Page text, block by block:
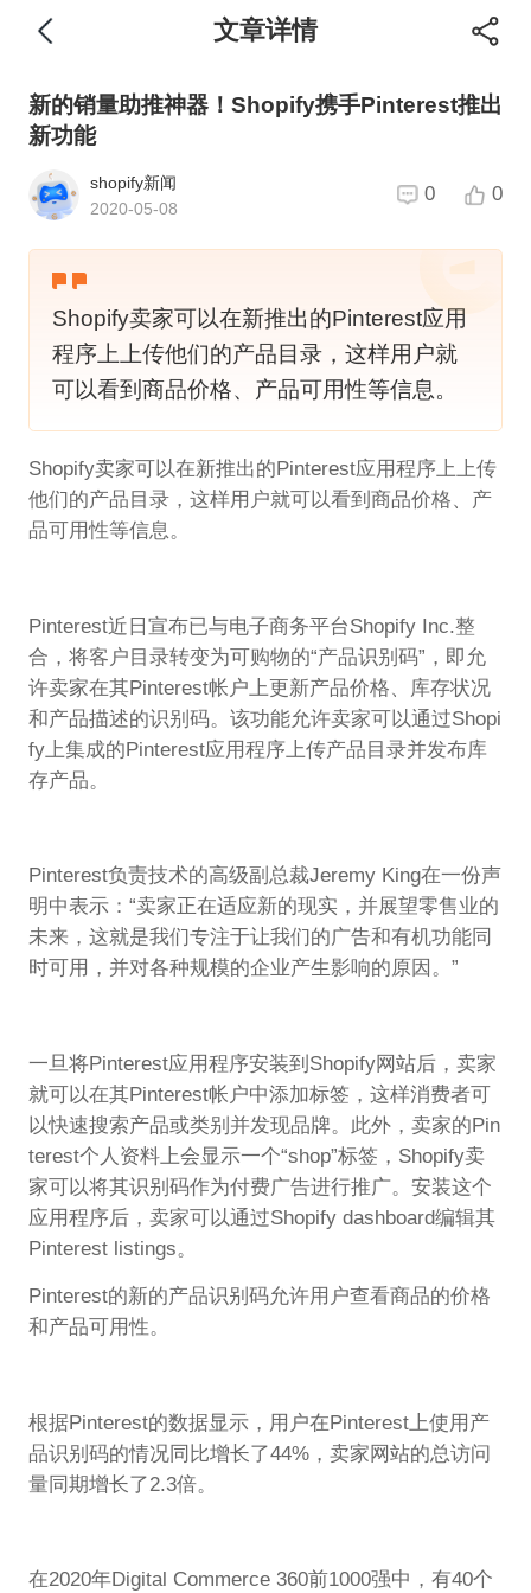
文章详情
新的销量助推神器！Shopify携手Pinterest推出
新功能
shopify新闻
2020-05-08
0 0
Shopify卖家可以在新推出的Pinterest应用
程序上上传他们的产品目录，这样用户就
可以看到商品价格、产品可用性等信息。
Shopify卖家可以在新推出的Pinterest应用程序上上传
他们的产品目录，这样用户就可以看到商品价格、产
品可用性等信息。
Pinterest近日宣布已与电子商务平台Shopify Inc.整
合，将客户目录转变为可购物的“产品识别码”，即允
许卖家在其Pinterest帐户上更新产品价格、库存状况
和产品描述的识别码。该功能允许卖家可以通过Shopi
fy上集成的Pinterest应用程序上传产品目录并发布库
存产品。
Pinterest负责技术的高级副总裁Jeremy King在一份声
明中表示：“卖家正在适应新的现实，并展望零售业的
未来，这就是我们专注于让我们的广告和有机功能同
时可用，并对各种规模的企业产生影响的原因。”
一旦将Pinterest应用程序安装到Shopify网站后，卖家
就可以在其Pinterest帐户中添加标签，这样消费者可
以快速搜索产品或类别并发现品牌。此外，卖家的Pin
terest个人资料上会显示一个“shop”标签，Shopify卖
家可以将其识别码作为付费广告进行推广。安装这个
应用程序后，卖家可以通过Shopify dashboard编辑其
Pinterest listings。
Pinterest的新的产品识别码允许用户查看商品的价格
和产品可用性。
根据Pinterest的数据显示，用户在Pinterest上使用产
品识别码的情况同比增长了44%，卖家网站的总访问
量同期增长了2.3倍。
在2020年Digital Commerce 360前1000强中，有40个